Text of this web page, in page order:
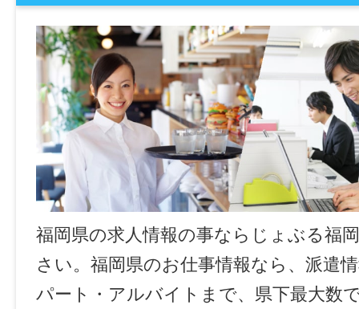
福岡県の求人情報の事ならじょぶる福
さい。福岡県のお仕事情報なら、派遣
パート・アルバイトまで、県下最大数